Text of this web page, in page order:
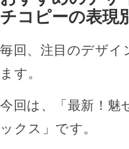
チコピーの表現
毎回、注目のデザイ
ます。
今回は、「最新！魅
ックス」です。